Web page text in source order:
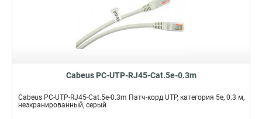
Cabeus PC-UTP-RJ45-Cat.5e-0.3m
Cabeus PC-UTP-RJ45-Cat.5e-0.3m Патч-корд UTP, категория 5e, 0.3 м,
неэкранированный, серый